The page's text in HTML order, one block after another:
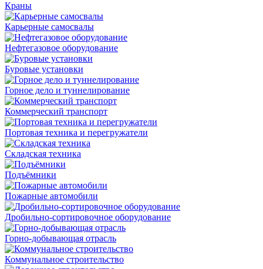
Краны
Карьерные самосвалы
Нефтегазовое оборудование
Буровые установки
Горное дело и туннелирование
Коммерческий транспорт
Портовая техника и перегружатели
Складская техника
Подъёмники
Пожарные автомобили
Дробильно-сортировочное оборудование
Горно-добывающая отрасль
Коммунальное строительство